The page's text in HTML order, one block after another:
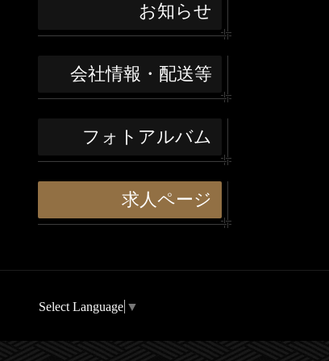
お知らせ
会社情報・配送等
フォトアルバム
求人ページ
Select Language ▼